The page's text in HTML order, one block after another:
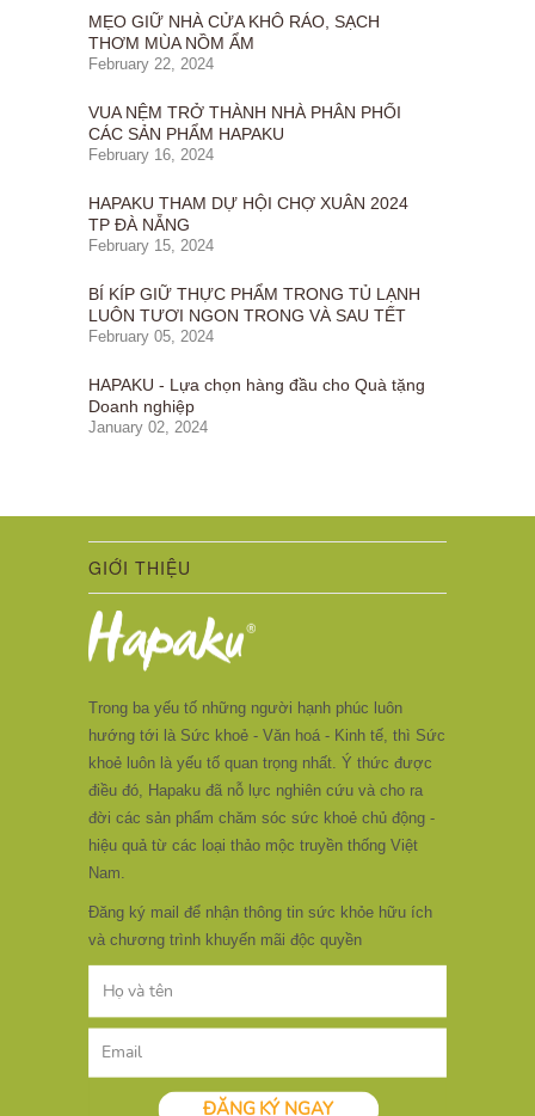
MẸO GIỮ NHÀ CỬA KHÔ RÁO, SẠCH
THƠM MÙA NỒM ẨM
February 22, 2024
VUA NỆM TRỞ THÀNH NHÀ PHÂN PHỐI
CÁC SẢN PHẨM HAPAKU
February 16, 2024
HAPAKU THAM DỰ HỘI CHỢ XUÂN 2024
TP ĐÀ NẴNG
February 15, 2024
BÍ KÍP GIỮ THỰC PHẨM TRONG TỦ LẠNH
LUÔN TƯƠI NGON TRONG VÀ SAU TẾT
February 05, 2024
HAPAKU - Lựa chọn hàng đầu cho Quà tặng
Doanh nghiệp
January 02, 2024
GIỚI THIỆU
Trong ba yếu tố những người hạnh phúc luôn
hướng tới là Sức khoẻ - Văn hoá - Kinh tế, thì Sức
khoẻ luôn là yếu tố quan trọng nhất. Ý thức được
điều đó, Hapaku đã nỗ lực nghiên cứu và cho ra
đời các sản phẩm chăm sóc sức khoẻ chủ động -
hiệu quả từ các loại thảo mộc truyền thống Việt
Nam.
Đăng ký mail để nhận thông tin sức khỏe hữu ích
và chương trình khuyến mãi độc quyền